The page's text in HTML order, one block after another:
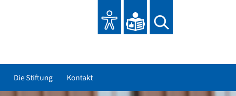
Die Stiftung Kontakt